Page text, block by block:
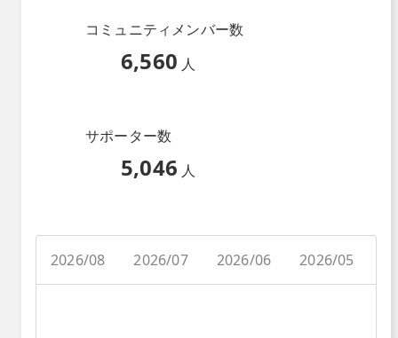
コミュニティメンバー数
6,560 人
サポーター数
5,046 人
2026/08 2026/07 2026/06 2026/05